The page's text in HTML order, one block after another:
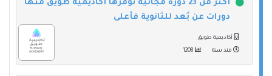
أكثر من 23 دورة مجانية توفرها أكاديمية طويق منها
دورات عن بُعد للثانوية فأعلى
أكاديمية طويق
منذ سنة